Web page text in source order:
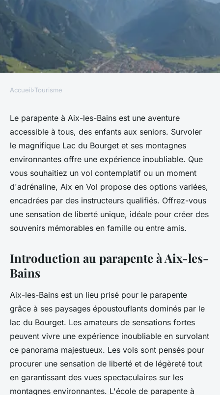
Parapente à aix-les-bains : un
vol pour tous les âges
Romane•23 février 2025•4 min de lecture
Accueil›Tourisme
Le parapente à Aix-les-Bains est une aventure
accessible à tous, des enfants aux seniors. Survoler
le magnifique Lac du Bourget et ses montagnes
environnantes offre une expérience inoubliable. Que
vous souhaitiez un vol contemplatif ou un moment
d'adrénaline, Aix en Vol propose des options variées,
encadrées par des instructeurs qualifiés. Offrez-vous
une sensation de liberté unique, idéale pour créer des
souvenirs mémorables en famille ou entre amis.
Introduction au parapente à Aix-les-
Bains
Aix-les-Bains est un lieu prisé pour le parapente
grâce à ses paysages époustouflants dominés par le
lac du Bourget. Les amateurs de sensations fortes
peuvent vivre une expérience inoubliable en survolant
ce panorama majestueux. Les vols sont pensés pour
procurer une sensation de liberté et de légèreté tout
en garantissant des vues spectaculaires sur les
montagnes environnantes. L'école de parapente à